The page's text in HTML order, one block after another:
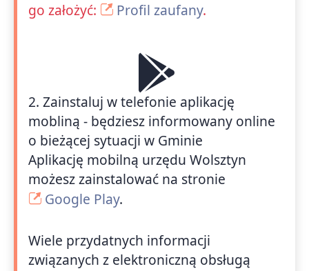
go założyć:
Profil zaufany.
2. Zainstaluj w telefonie aplikację
mobliną - będziesz informowany online
o bieżącej sytuacji w Gminie
Aplikację mobilną urzędu Wolsztyn
możesz zainstalować na stronie
Google Play.
Wiele przydatnych informacji
związanych z elektroniczną obsługą